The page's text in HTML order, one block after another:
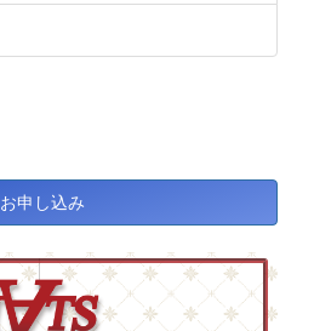
お申し込み